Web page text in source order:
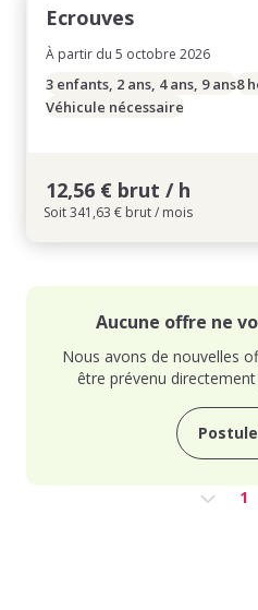
Ecrouves
À partir du 5 octobre 2026
3 enfants, 2 ans, 4 ans, 9 ans8
Véhicule nécessaire
12,56 € brut / h
Soit 341,63 € brut / mois
Aucune offre ne
Nous avons de nouvelles
être prévenu
1